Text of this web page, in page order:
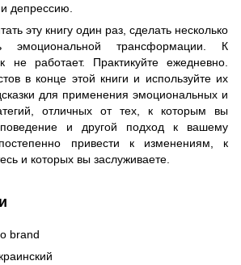
депрессию.
эту книгу один раз, сделать несколько
эмоциональной трансформации. К
не работает. Практикуйте ежедневно.
в конце этой книги и используйте их
для применения эмоциональных и
отличных от тех, к которым вы
и другой подход к вашему
привести к изменениям, к
и которых вы заслуживаете.
brand